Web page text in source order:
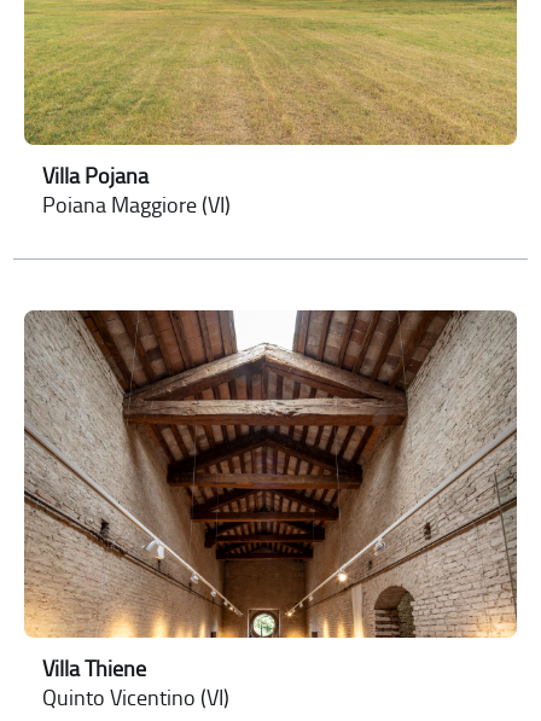
Villa Pojana
Poiana Maggiore (VI)
Villa Thiene
Quinto Vicentino (VI)